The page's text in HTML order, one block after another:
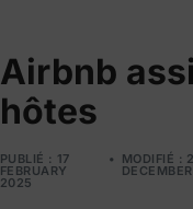
Airbnb
hôtes
PUBLIÉ : 17
FEBRUARY
2025
MODIFIÉ :